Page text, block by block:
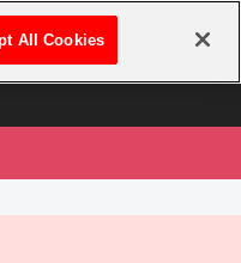
グイン・新規登録
All Cookies